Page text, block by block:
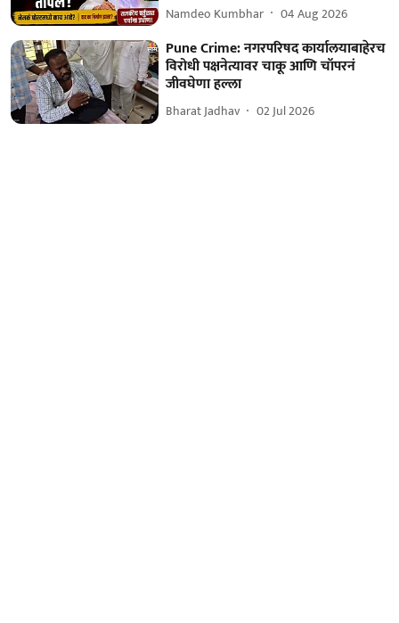
Namdeo Kumbhar 04 Aug 2026
Pune Crime: नगरपरिषद कार्यालयाबाहेरच
विरोधी पक्षनेत्यावर चाकू आणि चॉपरनं
जीवघेणा हल्ला
Bharat Jadhav 02 Jul 2026